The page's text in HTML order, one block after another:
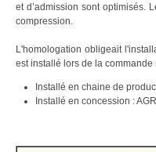
et d’admission sont optimisés.
compression.
L'homologation obligeait
est installé lors de la
Installé en chaine de
Installé en concession :